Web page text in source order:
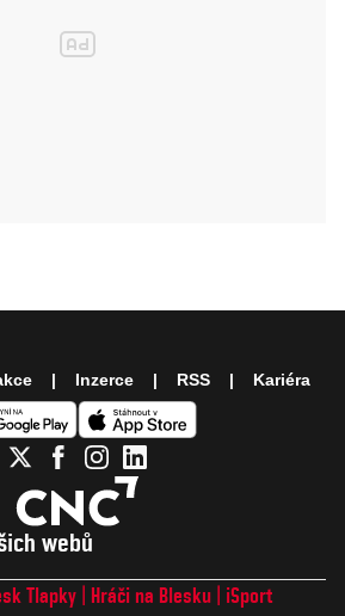
webů
Tlapky Hráči na Blesku
iSport
Inzerce RSS Kariéra